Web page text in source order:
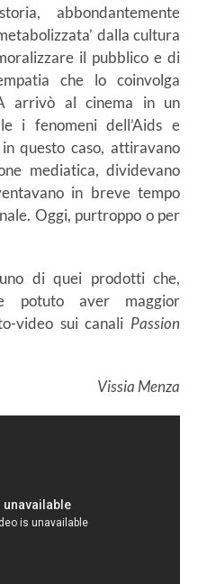
abbondantemente
dalla cultura
il pubblico e di
che lo coinvolga
arrivò al cinema in un
i fenomeni dell’Aids e
in questo caso, attiravano
mediatica, dividevano
in breve tempo
Oggi, purtroppo o per
di quei prodotti che,
potuto aver maggior
video sui canali Passion
Vissia Menza